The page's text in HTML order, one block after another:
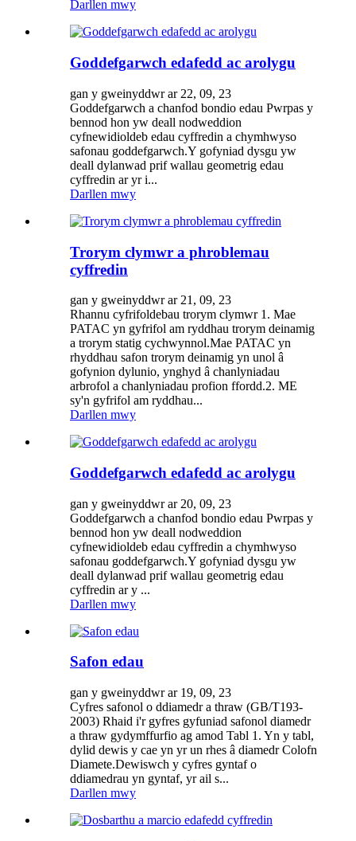
Darllen mwy
Goddefgarwch edafedd ac arolygu
gan y gweinyddwr ar 22, 09, 23
Goddefgarwch a chanfod bondio edau Pwrpas y
bennod hon yw deall nodweddion
cyfnewidioldeb edau cyffredin a chymhwyso
safonau goddefgarwch.Y gofyniad dysgu yw
deall dylanwad prif wallau geometrig edau
cyffredin ar yr i...
Darllen mwy
Trorym clymwr a phroblemau
cyffredin
gan y gweinyddwr ar 21, 09, 23
Rhannu cyfrifoldebau trorym clymwr 1. Mae
PATAC yn gyfrifol am ryddhau trorym deinamig
a trorym statig cychwynnol.Mae PATAC yn
rhyddhau safon trorym deinamig yn unol â
gofynion dylunio, ynghyd â chanlyniadau
arbrofol a chanlyniadau profion ffordd.2. ME
sy'n gyfrifol am ryddhau...
Darllen mwy
Goddefgarwch edafedd ac arolygu
gan y gweinyddwr ar 20, 09, 23
Goddefgarwch a chanfod bondio edau Pwrpas y
bennod hon yw deall nodweddion
cyfnewidioldeb edau cyffredin a chymhwyso
safonau goddefgarwch.Y gofyniad dysgu yw
deall dylanwad prif wallau geometrig edau
cyffredin ar y ...
Darllen mwy
Safon edau
gan y gweinyddwr ar 19, 09, 23
Cyfres safonol o ddiamedr a thraw (GB/T193-
2003) Rhaid i'r gyfres gyfuniad safonol diamedr
a thraw gydymffurfio ag amod Tabl 1. Yn y tabl,
dylid dewis y cae yn yr un rhes â diamedr Colofn
Diamete.Dewiswch y cyfres gyntaf o
ddiamedrau yn gyntaf, yr ail s...
Darllen mwy